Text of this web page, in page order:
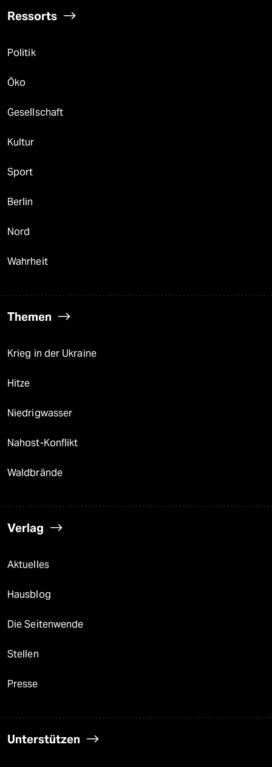
Ressorts
Politik
Öko
Gesellschaft
Kultur
Sport
Berlin
Nord
Wahrheit
Themen
Krieg in der Ukraine
Hitze
Niedrigwasser
Nahost-Konflikt
Waldbrände
Verlag
Aktuelles
Hausblog
Die Seitenwende
Stellen
Presse
Unterstützen